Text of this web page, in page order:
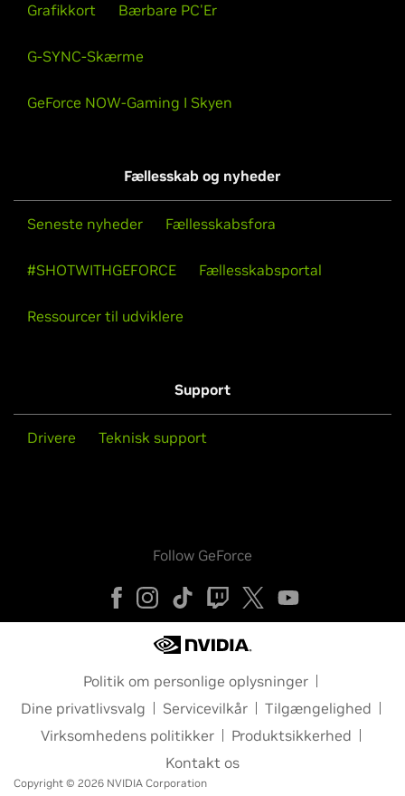
Grafikkort Bærbare PC'Er
G-SYNC-Skærme
GeForce NOW-Gaming I Skyen
Fællesskab og nyheder
Seneste nyheder Fællesskabsfora
#SHOTWITHGEFORCE Fællesskabsportal
Ressourcer til udviklere
Support
Drivere Teknisk support
Follow GeForce
Politik om personlige oplysninger
Dine privatlivsvalg
Servicevilkår
Tilgængelighed
Virksomhedens politikker
Produktsikkerhed
Kontakt os
Copyright © 2026 NVIDIA Corporation